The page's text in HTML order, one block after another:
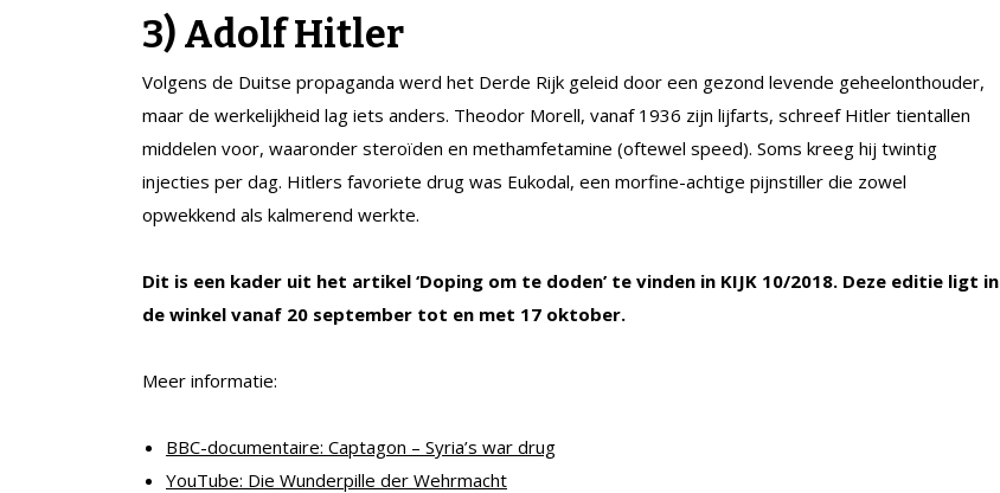
3) Adolf Hitler
Volgens de Duitse propaganda werd het Derde Rijk geleid door een gezond levende geheelonthouder,
maar de werkelijkheid lag iets anders. Theodor Morell, vanaf 1936 zijn lijfarts, schreef Hitler tientallen
middelen voor, waaronder steroïden en methamfetamine (oftewel speed). Soms kreeg hij twintig
injecties per dag. Hitlers favoriete drug was Eukodal, een morfine-achtige pijnstiller die zowel
opwekkend als kalmerend werkte.
Dit is een kader uit het artikel ‘Doping om te doden’ te vinden in KIJK 10/2018. Deze editie ligt in
de winkel vanaf 20 september tot en met 17 oktober.
Meer informatie:
BBC-documentaire: Captagon – Syria’s war drug
YouTube: Die Wunderpille der Wehrmacht